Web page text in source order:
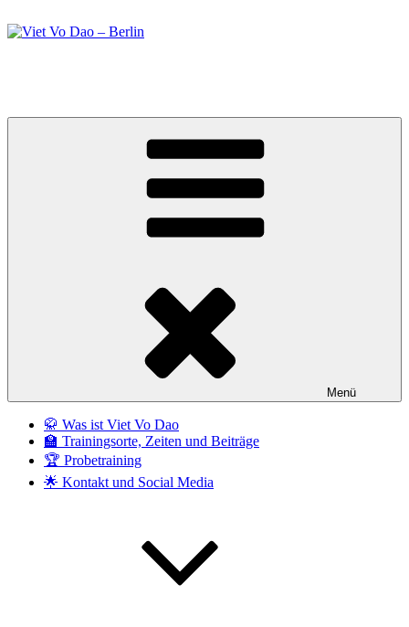
Inhalt
Menü
🥋 Was ist Viet Vo Dao
🏫 Trainingsorte, Zeiten und Beiträge
🏆 Probetraining
🌟 Kontakt und Social Media